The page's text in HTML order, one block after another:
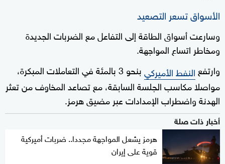
الأسواق تسعر التصعيد
وسارعت أسواق الطاقة إلى التفاعل مع الضربات الجديدة
ومخاطر اتساع المواجهة.
وارتفع النفط الأميركي
بنحو 3 بالمئة في التعاملات المبكرة،
مواصلا مكاسب الجلسة السابقة، مع تصاعد المخاوف من تعثر
الهدنة واضطراب الإمدادات عبر مضيق هرمز.
أخبار ذات صلة
هرمز يشعل المواجهة مجددا.. ضربات أميركية
قوية على إيران